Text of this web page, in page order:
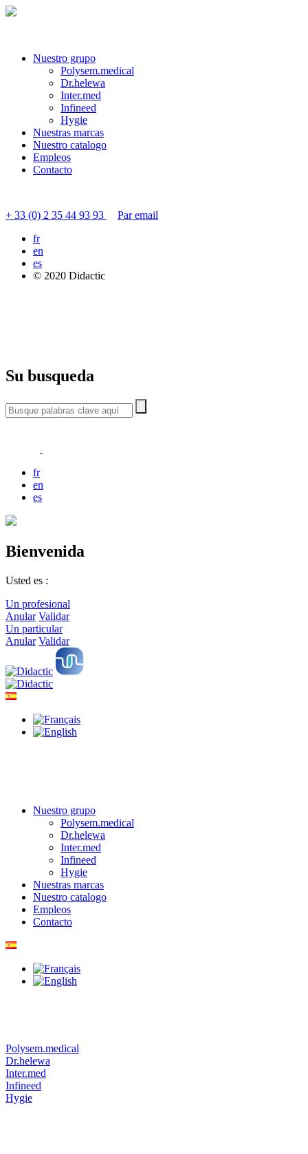
Nuestro grupo
Polysem.medical
Dr.helewa
Inter.med
Infineed
Hygie
Nuestras marcas
Nuestro catalogo
Empleos
Contacto
+ 33 (0) 2 35 44 93 93
Par email
fr
en
es
© 2020 Didactic
Su busqueda
fr
en
es
Bienvenida
Usted es :
Un profesional
Anular Validar
Un particular
Anular Validar
Nuestro grupo
Polysem.medical
Dr.helewa
Inter.med
Infineed
Hygie
Nuestras marcas
Nuestro catalogo
Empleos
Contacto
Polysem.medical
Dr.helewa
Inter.med
Infineed
Hygie